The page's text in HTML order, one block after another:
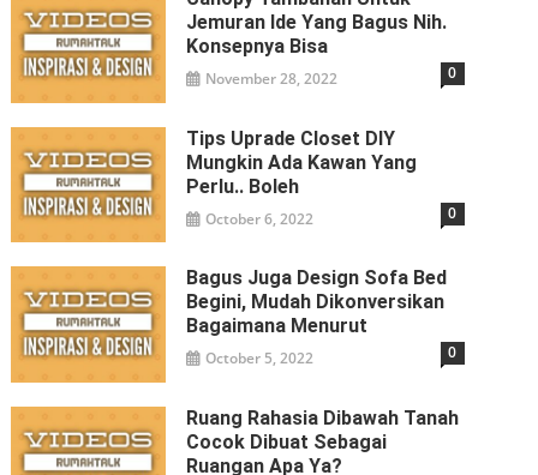
Jemuran Ide Yang Bagus Nih.
Konsepnya Bisa
November 28, 2022 0
Tips Uprade Closet DIY
Mungkin Ada Kawan Yang
Perlu.. Boleh
October 6, 2022 0
Bagus Juga Design Sofa Bed
Begini, Mudah Dikonversikan
Bagaimana Menurut
October 5, 2022 0
Ruang Rahasia Dibawah Tanah
Cocok Dibuat Sebagai
Ruangan Apa Ya?